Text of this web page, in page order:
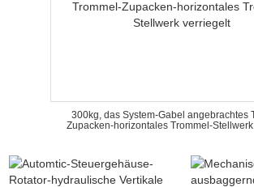
300kg, das System-Gabel angebrachtes
Zupacken-horizontales Trommel-